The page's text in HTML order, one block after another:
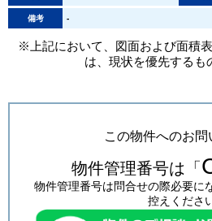
備考 -
※上記において、図面および面積
は、現状を優先するも
この物件へのお問
物件管理番号は「
物件管理番号は問合せの際必要に
控えくださ